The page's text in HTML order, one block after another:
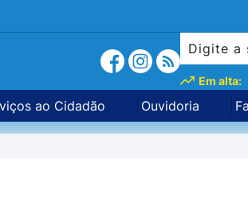
Em alta:
ao Cidadão Ouvidoria